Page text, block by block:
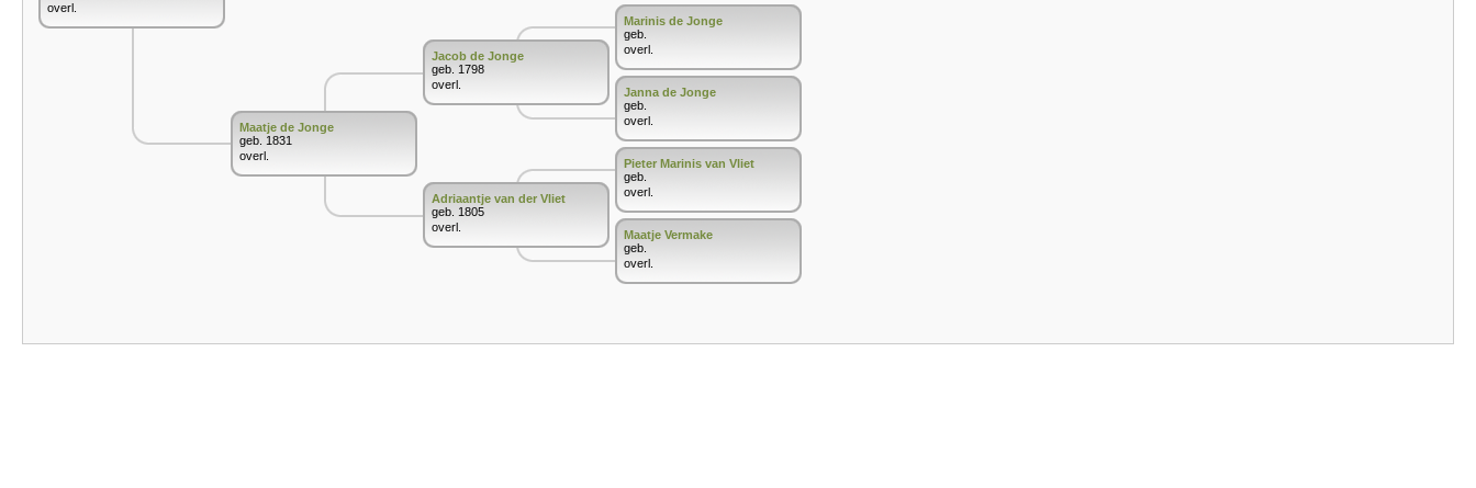
overl.
Maatje de Jonge
geb. 1831
overl.
Jacob de Jonge
geb. 1798
overl.
Adriaantje van der Vliet
geb. 1805
overl.
Marinis de Jonge
geb.
overl.
Janna de Jonge
geb.
overl.
Pieter Marinis van Vliet
geb.
overl.
Maatje Vermake
geb.
overl.